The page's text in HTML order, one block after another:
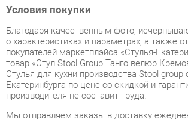
покупателей маркетплэйса «Стулья-
товар «Стул Stool Group Танго велюр
Стулья для кухни производства Stool group с
Екатеринбурга по цене со скидкой и
производителя не составит труда.
Мы отправляем заказы в доставку
ассортимента в наличии на складе в
получите не позднее48-ми часовс момента
заказа. Дополнительно вы можете заказать